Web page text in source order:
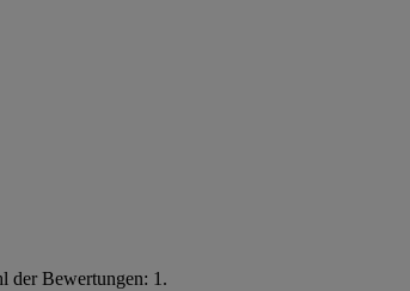
der Bewertungen: 1.